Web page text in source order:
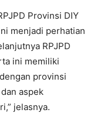
Provinsi DIY
menjadi perhatian
RPJPD
ini memiliki
provinsi
aspek
jelasnya.